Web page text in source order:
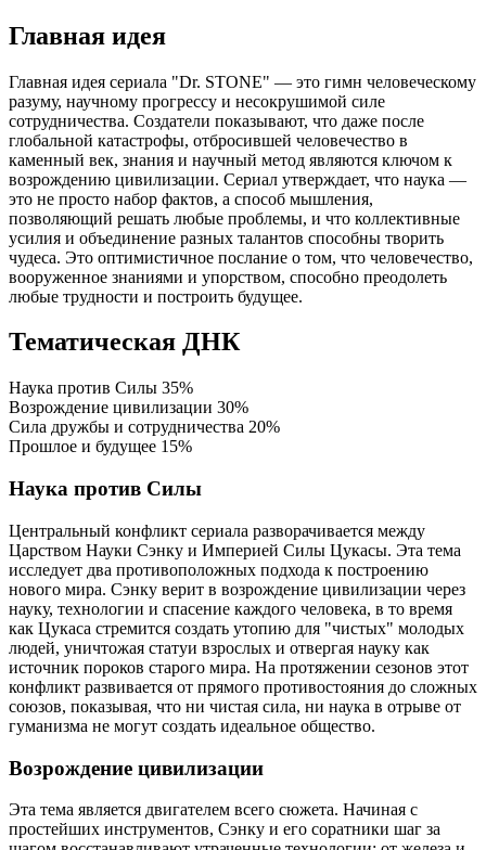
Главная идея
Главная идея сериала "Dr. STONE" — это гимн человеческому
разуму, научному прогрессу и несокрушимой силе
сотрудничества. Создатели показывают, что даже после
глобальной катастрофы, отбросившей человечество в
каменный век, знания и научный метод являются ключом к
возрождению цивилизации. Сериал утверждает, что наука —
это не просто набор фактов, а способ мышления,
позволяющий решать любые проблемы, и что коллективные
усилия и объединение разных талантов способны творить
чудеса. Это оптимистичное послание о том, что человечество,
вооруженное знаниями и упорством, способно преодолеть
любые трудности и построить будущее.
Тематическая ДНК
Наука против Силы 35%
Возрождение цивилизации 30%
Сила дружбы и сотрудничества 20%
Прошлое и будущее 15%
Наука против Силы
Центральный конфликт сериала разворачивается между
Царством Науки Сэнку и Империей Силы Цукасы. Эта тема
исследует два противоположных подхода к построению
нового мира. Сэнку верит в возрождение цивилизации через
науку, технологии и спасение каждого человека, в то время
как Цукаса стремится создать утопию для "чистых" молодых
людей, уничтожая статуи взрослых и отвергая науку как
источник пороков старого мира. На протяжении сезонов этот
конфликт развивается от прямого противостояния до сложных
союзов, показывая, что ни чистая сила, ни наука в отрыве от
гуманизма не могут создать идеальное общество.
Возрождение цивилизации
Эта тема является двигателем всего сюжета. Начиная с
простейших инструментов, Сэнку и его соратники шаг за